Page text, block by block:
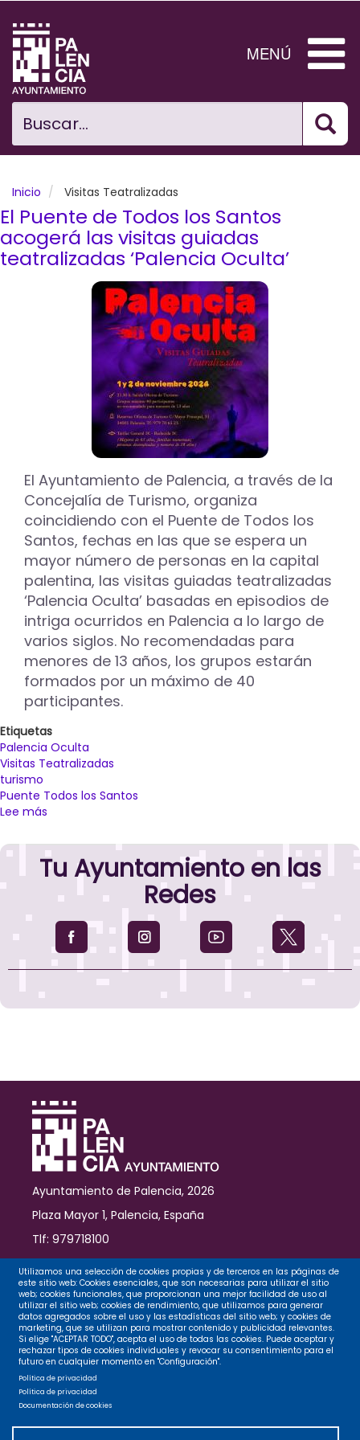
contenido
principal
Buscar...
MENÚ
Ciudad
El Ayuntamiento
Noticias
Planificación Ciudad
Areas municipales
Inicio Visitas Teatralizadas
El Puente de Todos los Santos
acogerá las visitas guiadas
teatralizadas ‘Palencia Oculta’
El Ayuntamiento de Palencia, a través de la
Concejalía de Turismo, organiza
coincidiendo con el Puente de Todos los
Santos, fechas en las que se espera un
mayor número de personas en la capital
palentina, las visitas guiadas teatralizadas
‘Palencia Oculta’ basadas en episodios de
intriga ocurridos en Palencia a lo largo de
varios siglos. No recomendadas para
menores de 13 años, los grupos estarán
formados por un máximo de 40
participantes.
Etiquetas
Palencia Oculta
Visitas Teatralizadas
turismo
Puente Todos los Santos
Lee más
Puente
de
Todos
acogerá
visitas
guiadas
‘Palencia
Tu Ayuntamiento en las
Redes
Ayuntamiento de Palencia, 2026
Plaza Mayor 1, Palencia, España
Tlf: 979718100
Contacto
Legal
Privacidad
Utilizamos una selección de cookies propias y de terceros en las páginas de
este sitio web: Cookies esenciales, que son necesarias para utilizar el sitio
web; cookies funcionales, que proporcionan una mejor facilidad de uso al
utilizar el sitio web; cookies de rendimiento, que utilizamos para generar
datos agregados sobre el uso y las estadísticas del sitio web; y cookies de
marketing, que se utilizan para mostrar contenido y publicidad relevantes.
Si elige "ACEPTAR TODO", acepta el uso de todas las cookies. Puede aceptar y
rechazar tipos de cookies individuales y revocar su consentimiento para el
futuro en cualquier momento en "Configuración".
Política de privacidad
Política de privacidad
Documentación de cookies